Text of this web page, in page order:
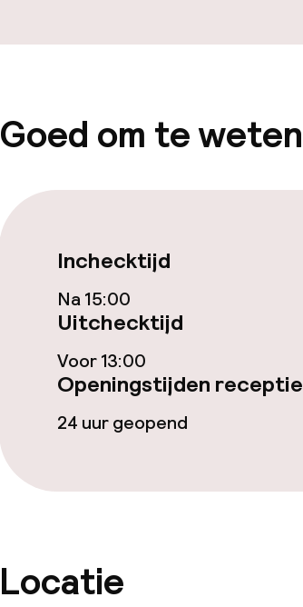
Ontbijtbuffet
Babysitservice
Schoonmaakvoorzieningen
Wasservice
Zakelijke faciliteiten
Goed om te weten
Inchecktijd
Na 15:00
Uitchecktijd
Voor 13:00
Openingstijden receptie
24 uur geopend
Locatie